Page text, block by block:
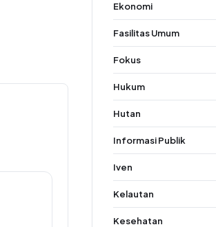
Ekonomi
Fasilitas Umum
Fokus
Hukum
Hutan
Informasi Publik
Iven
Kelautan
Kesehatan